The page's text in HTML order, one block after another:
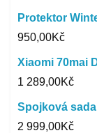
Protektor
950,00Kč
Xiaomi 70mai
1 289,00Kč
Spojková
2 999,00Kč